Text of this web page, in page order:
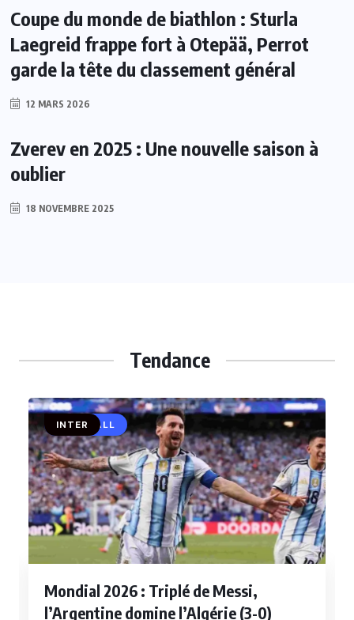
Coupe du monde de biathlon : Sturla
Laegreid frappe fort à Otepää, Perrot
garde la tête du classement général
12 MARS 2026
Zverev en 2025 : Une nouvelle saison à
oublier
18 NOVEMBRE 2025
Tendance
FOOTBALL
INTER
Mondial 2026 : Triplé de Messi,
l’Argentine domine l’Algérie (3-0)